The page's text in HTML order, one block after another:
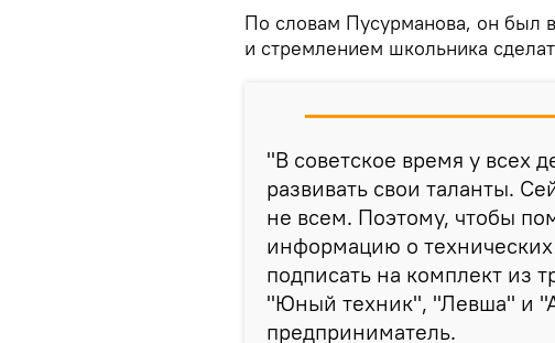
По словам Пусурманова, он был
и стремлением школьника
"В советское время у всех
развивать свои таланты.
не всем. Поэтому, чтобы
информацию о
подписать на комплект из
"Юный техник", "Левша" и
предприниматель.